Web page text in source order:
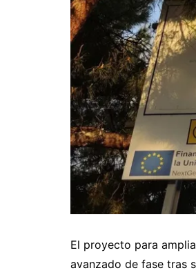
El proyecto para
avanzado de fase tras